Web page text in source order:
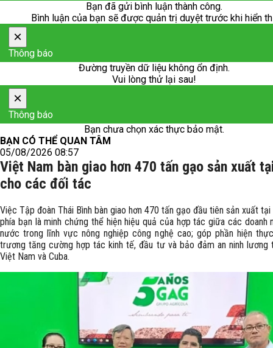
Bạn đã gửi bình luận thành công.
Bình luận của bạn sẽ được quản trị duyệt trước khi hiển
×
Thông báo
Đường truyền dữ liệu không ổn định.
Vui lòng thử lại sau!
×
Thông báo
Bạn chưa chọn xác thực bảo mật.
BẠN CÓ THỂ QUAN TÂM
05/08/2026 08:57
Việt Nam bàn giao hơn 470 tấn gạo sản xuất
cho các đối tác
Việc Tập đoàn Thái Bình bàn giao hơn 470 tấn gạo đầu tiên sản xuất tại
phía bạn là minh chứng thể hiện hiệu quả của hợp tác giữa các doanh
nước trong lĩnh vực nông nghiệp công nghệ cao; góp phần hiện
trương tăng cường hợp tác kinh tế, đầu tư và bảo đảm an ninh lương
Việt Nam và Cuba.